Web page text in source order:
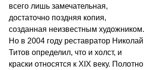
всего лишь замечательная,
достаточно поздняя копия,
созданная неизвестным художником.
Но в 2004 году реставратор Николай
Титов определил, что и холст, и
краски относятся к XIX веку. Полотно